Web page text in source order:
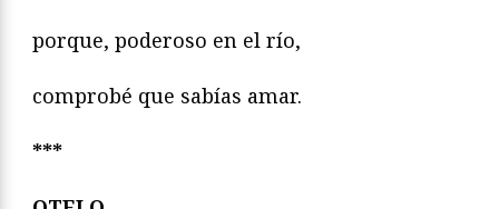
porque, poderoso en el río,
comprobé que sabías amar.­­­­­­­­­­
***